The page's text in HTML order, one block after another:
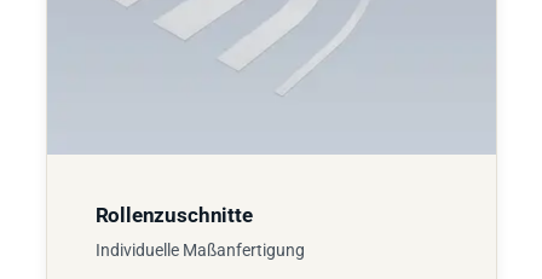
Rollenzuschnitte
Individuelle Maßanfertigung